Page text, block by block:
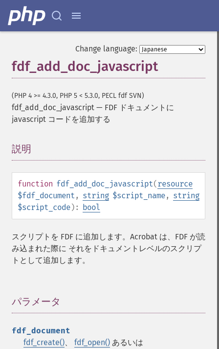
Change language:
fdf_add_doc_javascript
(PHP 4 >= 4.3.0, PHP 5 < 5.3.0, PECL fdf SVN)
fdf_add_doc_javascript — FDF ドキュメントに
javascript コードを追加する
説明
function fdf_add_doc_javascript(resource
$fdf_document , string $script_name, string
$script_code): bool
スクリプトを FDF に追加します。Acrobat は、FDF が読
み込まれた際に それをドキュメントレベルのスクリプ
トとして追加します。
パラメータ
fdf_document
fdf_create()、 fdf_open() あるいは